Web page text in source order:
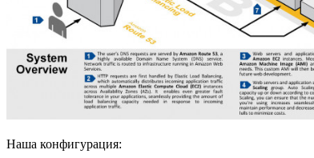
Наша конфигурация: